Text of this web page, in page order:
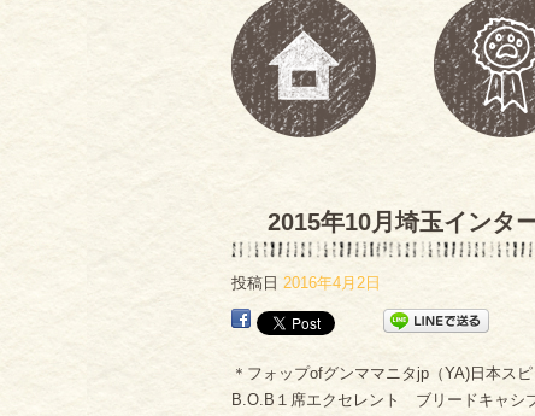
2015年10月埼玉インタ
投稿日 2016年4月2日
＊フォップofグンママニタjp（YA)日本ス
B.O.B１席エクセレント ブリードキャシ